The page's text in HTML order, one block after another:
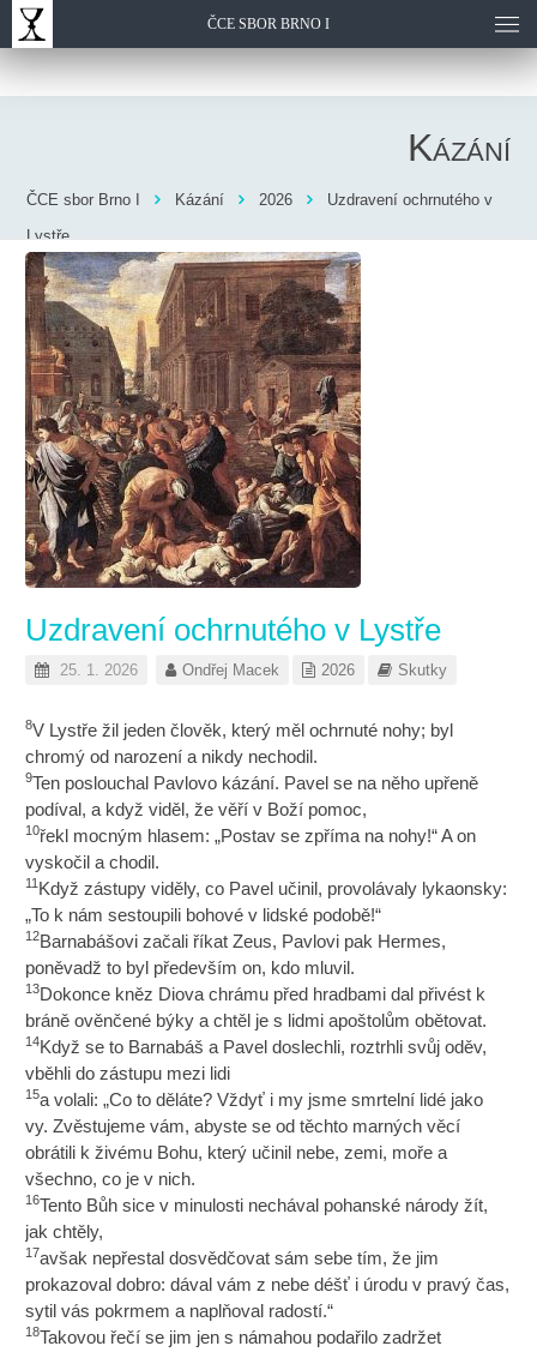
ČCE SBOR BRNO I
Kázání
ČCE sbor Brno I Kázání 2026
Uzdravení ochrnutého v
Lystře
Uzdravení ochrnutého v Lystře
25. 1. 2026 Ondřej Macek 2026 Skutky
8V Lystře žil jeden člověk, který měl ochrnuté nohy; byl
chromý od narození a nikdy nechodil.
9Ten poslouchal Pavlovo kázání. Pavel se na něho upřeně
podíval, a když viděl, že věří v Boží pomoc,
10řekl mocným hlasem: „Postav se zpříma na nohy!“ A on
vyskočil a chodil.
11 Když zástupy viděly, co Pavel učinil, provolávaly lykaonsky:
„To k nám sestoupili bohové v lidské podobě!“
12Barnabášovi začali říkat Zeus, Pavlovi pak Hermes,
poněvadž to byl především on, kdo mluvil.
13Dokonce kněz Diova chrámu před hradbami dal přivést k
bráně ověnčené býky a chtěl je s lidmi apoštolům obětovat.
14Když se to Barnabáš a Pavel doslechli, roztrhli svůj oděv,
vběhli do zástupu mezi lidi
15a volali: „Co to děláte? Vždyť i my jsme smrtelní lidé jako
vy. Zvěstujeme vám, abyste se od těchto marných věcí
obrátili k živému Bohu, který učinil nebe, zemi, moře a
všechno, co je v nich.
16Tento Bůh sice v minulosti nechával pohanské národy žít,
jak chtěly,
17avšak nepřestal dosvědčovat sám sebe tím, že jim
prokazoval dobro: dával vám z nebe déšť i úrodu v pravý čas,
sytil vás pokrmem a naplňoval radostí.“
18Takovou řečí se jim jen s námahou podařilo zadržet